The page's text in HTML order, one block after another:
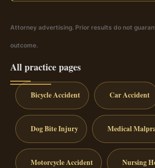
Attorney advertising. Prior results do not
outcome.
All practice pages
Bicycle Accident Car Accident
Dog Bite Injury Medical
Motorcycle Accident Nursing